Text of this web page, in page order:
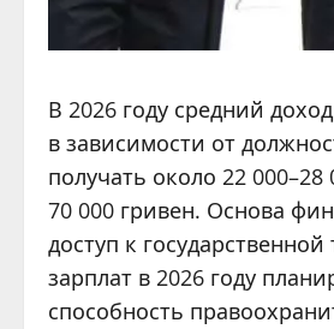
В 2026 году средний
в зависимости от
получать около 22
70 000 гривен. Основа
доступ к
зарплат в 2026 году
способность